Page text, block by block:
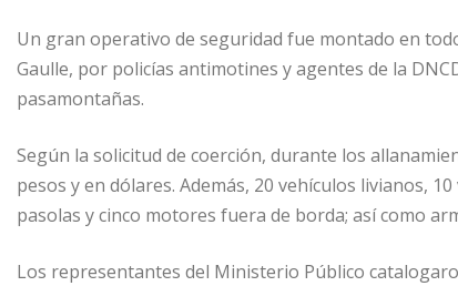
Un gran operativo de seguridad fue montado en
Gaulle, por policías antimotines y agentes de la
pasamontañas.
Según la solicitud de coerción, durante los
pesos y en dólares. Además, 20 vehículos livianos,
pasolas y cinco motores fuera de borda; así como
Los representantes del Ministerio Público